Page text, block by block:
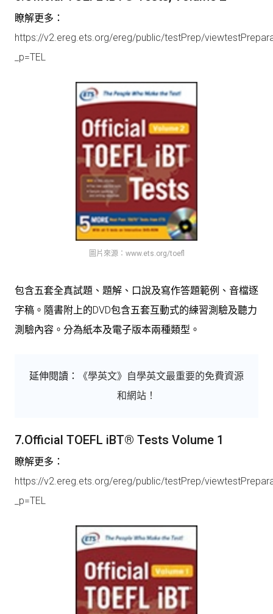
瞭解更多：
https://v2.ereg.ets.org/ereg/public/testPrep/
_p=TEL
圖片來源：www.ets.org/toefl
包含五套全真試題、題解、口說及寫作答題範例、音檔逐
字稿。隨書附上的DVD包含五套互動式的練習測驗及聽力
測驗內容。分為紙本及電子版本兩種類型。
延伸閱讀：
《學英文》自學英文最重要的免費資源
和網站！
7.Official TOEFL iBT® Tests Volume 1
瞭解更多：
https://v2.ereg.ets.org/ereg/public/testPrep/
_p=TEL